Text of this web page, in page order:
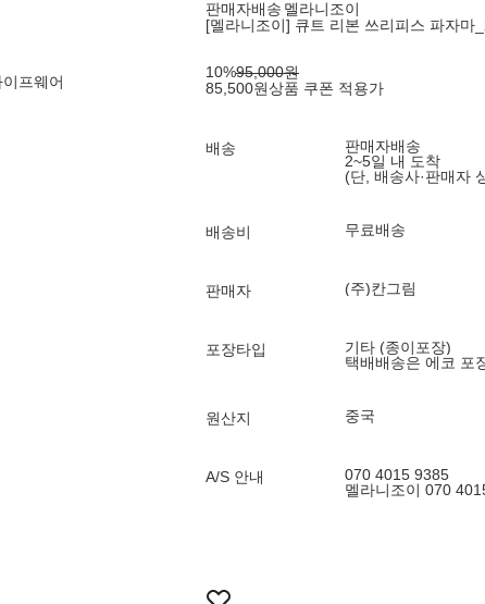
프웨어
판매자배송 멜라니조이
[멜라니조이] 큐트 리본 쓰리피스 파자마
10%95,000원
85,500원상품 쿠폰 적용가
배송
판매자배송
2~5일 내 도착
(단, 배송사·판매자
배송비 무료배송
판매자 (주)칸그림
포장타입
기타 (종이포장)
택배배송은 에코 포
원산지 중국
A/S 안내
070 4015 9385
멜라니조이 070